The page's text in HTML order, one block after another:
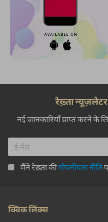
रेख़्ता
नई जानकारियाँ प्राप्त करने के
मैंने रेख़्ता कीगोपनीयता नीति
क्विक लिंक्स